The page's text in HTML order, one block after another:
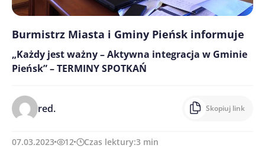
Burmistrz Miasta i Gminy Pieńsk informuje
„Każdy jest ważny – Aktywna integracja w Gminie
Pieńsk” – TERMINY SPOTKAŃ
red. Skopiuj link
07.03.2023 12 Czas lektury:3 min